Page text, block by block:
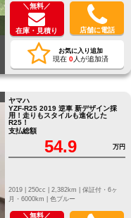
＼無料／
在庫・見積り 店舗に電話
お気に入り追加
現在 0人が追加済
ヤマハ
YZF-R25 2019 逆車 新デザイン採
用！走りもスタイルも進化した
R25！
支払総額
54.9 万円
保証付・6ヶ
月・6000km | 色ブルー
＼無料／